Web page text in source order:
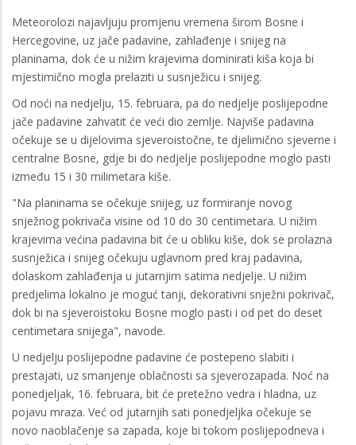
Meteorolozi najavljuju promjenu vremena širom Bosne i
Hercegovine, uz jače padavine, zahlađenje i snijeg na
planinama, dok će u nižim krajevima dominirati kiša koja bi
mjestimično mogla prelaziti u susnježicu i snijeg.
Od noći na nedjelju, 15. februara, pa do nedjelje poslijepodne
jače padavine zahvatit će veći dio zemlje. Najviše padavina
očekuje se u dijelovima sjeveroistočne, te djelimično sjeverne i
centralne Bosne, gdje bi do nedjelje poslijepodne moglo pasti
između 15 i 30 milimetara kiše.
"Na planinama se očekuje snijeg, uz formiranje novog
snježnog pokrivača visine od 10 do 30 centimetara. U nižim
krajevima većina padavina bit će u obliku kiše, dok se prolazna
susnježica i snijeg očekuju uglavnom pred kraj padavina,
dolaskom zahlađenja u jutarnjim satima nedjelje. U nižim
predjelima lokalno je moguć tanji, dekorativni snježni pokrivač,
dok bi na sjeveroistoku Bosne moglo pasti i od pet do deset
centimetara snijega", navode.
U nedjelju poslijepodne padavine će postepeno slabiti i
prestajati, uz smanjenje oblačnosti sa sjeverozapada. Noć na
ponedjeljak, 16. februara, bit će pretežno vedra i hladna, uz
pojavu mraza. Već od jutarnjih sati ponedjeljka očekuje se
novo naoblačenje sa zapada, koje bi tokom poslijepodneva i